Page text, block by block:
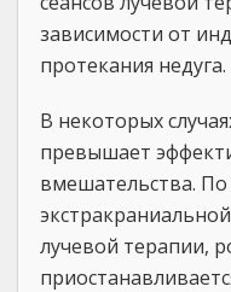
зависимости от
протекания недуга.
В некоторых
превышает
вмешательства.
лучевой терапии,